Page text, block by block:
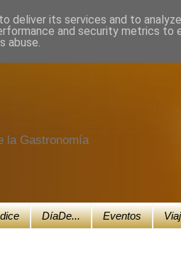
la Gastronomía
DíaDe... Eventos
deliver its services and to
and security metrics to
abuse.